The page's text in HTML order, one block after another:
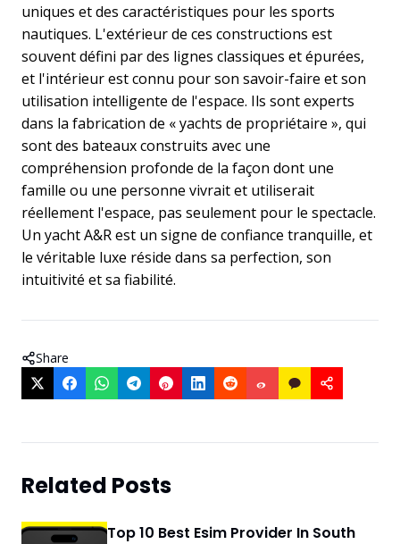
uniques et des caractéristiques pour les sports
nautiques. L'extérieur de ces constructions est
souvent défini par des lignes classiques et épurées,
et l'intérieur est connu pour son savoir-faire et son
utilisation intelligente de l'espace. Ils sont experts
dans la fabrication de « yachts de propriétaire », qui
sont des bateaux construits avec une
compréhension profonde de la façon dont une
famille ou une personne vivrait et utiliserait
réellement l'espace, pas seulement pour le spectacle.
Un yacht A&R est un signe de confiance tranquille, et
le véritable luxe réside dans sa perfection, son
intuitivité et sa fiabilité.
Share
Related Posts
Top 10 Best Esim Provider In South